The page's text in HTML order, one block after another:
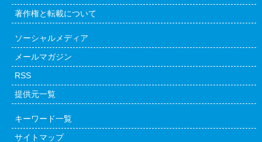
著作権と転載について
ソーシャルメディア
メールマガジン
RSS
提供元一覧
キーワード一覧
サイトマップ